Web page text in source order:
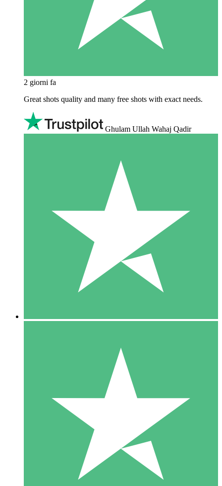
2 giorni fa
Great shots quality and many free shots with exact needs.
Ghulam Ullah Wahaj Qadir